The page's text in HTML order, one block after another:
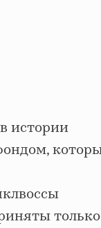
истории
только